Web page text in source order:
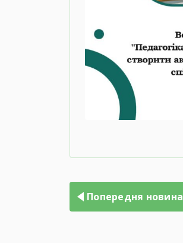
Попередня новина